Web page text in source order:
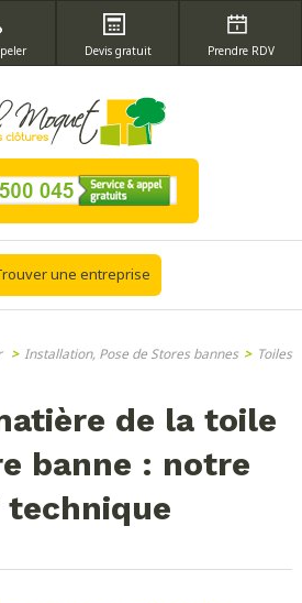
Devis gratuit Prendre RDV
une entreprise
> Installation, Pose de Stores bannes > Toiles
de la toile
banne : notre